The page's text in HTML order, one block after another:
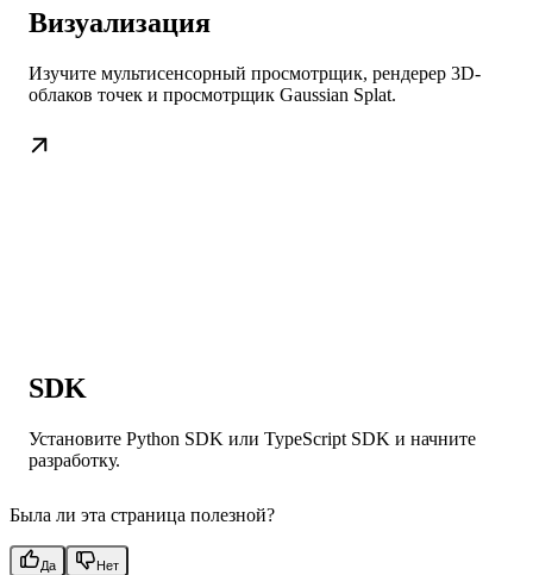
Визуализация
Изучите мультисенсорный просмотрщик, рендерер 3D-
облаков точек и просмотрщик Gaussian Splat.
SDK
Установите Python SDK или TypeScript SDK и начните
разработку.
Была ли эта страница полезной?
Да Нет